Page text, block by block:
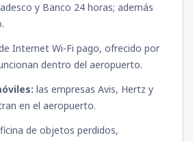
y Banco 24 horas; además
Internet Wi-Fi pago, ofrecido por
dentro del aeropuerto.
las empresas Avis, Hertz y
en el aeropuerto.
de objetos perdidos,